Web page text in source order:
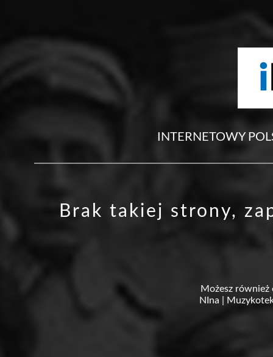
INTERNETOWY
Brak takiej strony,
Możesz
NIna